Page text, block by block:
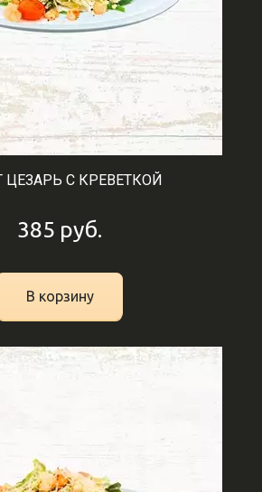
ЦЕЗАРЬ С КРЕВЕТКОЙ
385 руб.
В корзину